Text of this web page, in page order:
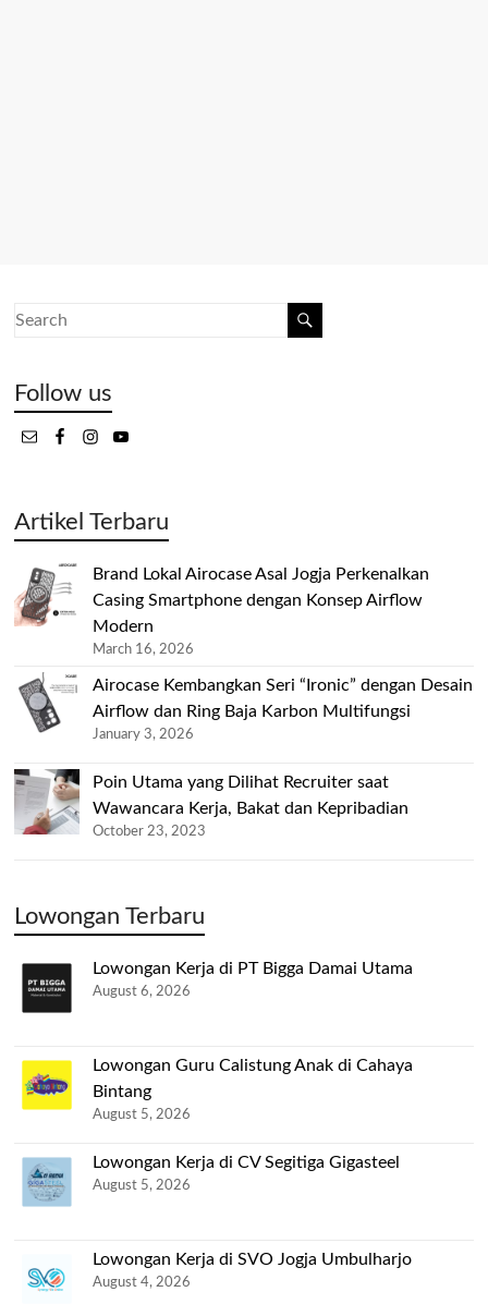
Follow us
Artikel Terbaru
Brand Lokal Airocase Asal Jogja Perkenalkan
Casing Smartphone dengan Konsep Airflow
Modern
March 16, 2026
Airocase Kembangkan Seri “Ironic” dengan Desain
Airflow dan Ring Baja Karbon Multifungsi
January 3, 2026
Poin Utama yang Dilihat Recruiter saat
Wawancara Kerja, Bakat dan Kepribadian
October 23, 2023
Lowongan Terbaru
Lowongan Kerja di PT Bigga Damai Utama
August 6, 2026
Lowongan Guru Calistung Anak di Cahaya
Bintang
August 5, 2026
Lowongan Kerja di CV Segitiga Gigasteel
August 5, 2026
Lowongan Kerja di SVO Jogja Umbulharjo
August 4, 2026